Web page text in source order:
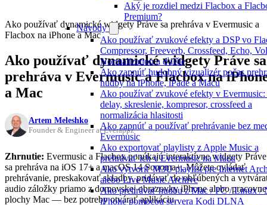
Aký je rozdiel medzi Flacbox a
Premium?
Návody
Ako používať zvukové efekty a DSP vo
Compressor, Freeverb, Crossfeed, Echo,
Normalization a ďalšie
Ako zapnúť hudobný vizualizér počas
hudby na iPhone, iPade a Macu
Ako používať zvukové efekty v Evermusic:
delay, skreslenie, kompresor, crossfeed a
normalizácia hlasitosti
Ako zapnúť a používať prehrávanie bez
Evermusic
Ako exportovať playlisty z Apple Music a
prehrávať ich v Evermusic na Macu
Ako vytvoriť M3U playlist pre Internet
alebo Live Music Archive
Ako prehrávať hudbu z Mac / PC / Linux /
iPhone pomocou servera Kodi DLNA
Ako používať dynamické widgety Práve sa prehráva v Evermusic a
Flacbox na iPhone a Mac
Ako používať dynamické widgety Práve sa
prehráva v Evermusic a Flacbox na
a Mac
Artem Meleshko
Founder & Engineer at Everappz
Zhrnutie: Evermusic a Flacbox ponúkajú interaktívne widgety Práve
sa prehráva na iOS 17+ a macOS 14 Sonoma+. Môžete ovládať
prehrávanie, preskakovať skladby, pridávať do obľúbených a
audio záložky priamo z domovskej obrazovky iPhone alebo
plochy Mac — bez potreby otvárať aplikáciu.